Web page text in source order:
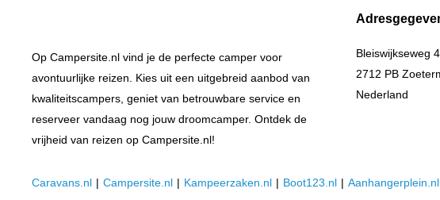
Op Campersite.nl vind je de perfecte camper voor
avontuurlijke reizen. Kies uit een uitgebreid aanbod van
kwaliteitscampers, geniet van betrouwbare service en
reserveer vandaag nog jouw droomcamper. Ontdek de
vrijheid van reizen op Campersite.nl!
Bleiswijkseweg
2712 PB
Nederland
Caravans.nl | Campersite.nl | Kampeerzaken.nl | Boot123.nl | Aanhangerplein.nl